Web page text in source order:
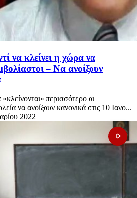
να κλείνει η χώρα να
– Να ανοίξουν
περισσότερο οι
να ανοίξουν κανονικά στις 10 Ιανο...
2022